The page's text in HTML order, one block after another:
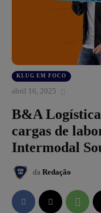
KLUG EM FOCO
abril 16, 2025
B&A
cargas de
Intermodal
da Redação